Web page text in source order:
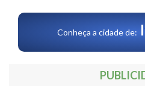
Conheça a cidade de: